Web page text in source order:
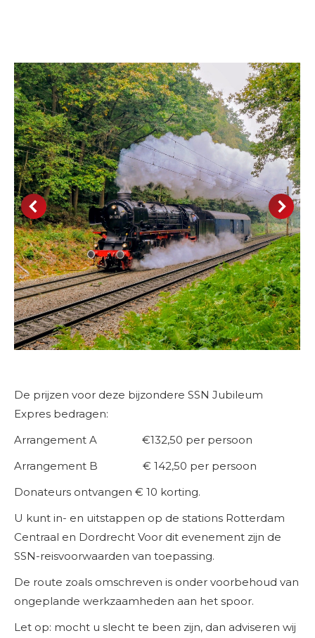
De prijzen voor deze bijzondere SSN Jubileum
Expres bedragen:
Arrangement A €132,50 per persoon
Arrangement B € 142,50 per persoon
Donateurs ontvangen € 10 korting.
U kunt in- en uitstappen op de stations Rotterdam
Centraal en Dordrecht Voor dit evenement zijn de
SSN-reisvoorwaarden van toepassing.
De route zoals omschreven is onder voorbehoud van
ongeplande werkzaamheden aan het spoor.
Let op: mocht u slecht te been zijn, dan adviseren wij